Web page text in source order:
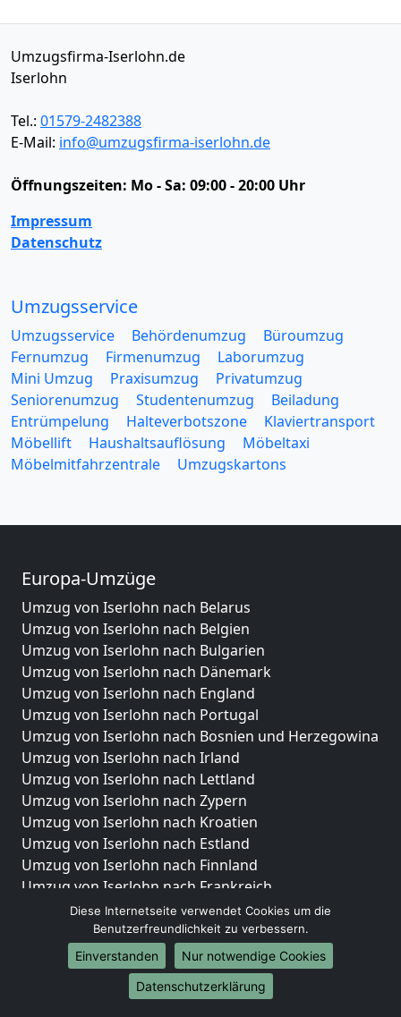
Umzugsfirma-Iserlohn.de
Iserlohn
Tel.: 01579-2482388
E-Mail: info@umzugsfirma-iserlohn.de
Öffnungszeiten: Mo - Sa: 09:00 - 20:00 Uhr
Impressum
Datenschutz
Umzugsservice
Umzugsservice Behördenumzug
Büroumzug
Fernumzug
Firmenumzug
Laborumzug
Mini Umzug
Praxisumzug
Privatumzug
Seniorenumzug
Studentenumzug
Beiladung
Entrümpelung
Halteverbotszone
Klaviertransport
Möbellift
Haushaltsauflösung
Möbeltaxi
Möbelmitfahrzentrale
Umzugskartons
Europa-Umzüge
Umzug von Iserlohn nach Belarus
Umzug von Iserlohn nach Belgien
Umzug von Iserlohn nach Bulgarien
Umzug von Iserlohn nach Dänemark
Umzug von Iserlohn nach England
Umzug von Iserlohn nach Portugal
Umzug von Iserlohn nach Bosnien und Herzegowina
Umzug von Iserlohn nach Irland
Umzug von Iserlohn nach Lettland
Umzug von Iserlohn nach Zypern
Umzug von Iserlohn nach Kroatien
Umzug von Iserlohn nach Estland
Umzug von Iserlohn nach Finnland
Umzug von Iserlohn nach Frankreich
Umzug von Iserlohn nach Griechenland
Umzug von Iserlohn nach Italien
Umzug von Iserlohn nach Liechtenstein
Umzug von Iserlohn nach Luxemburg
Umzug von Iserlohn nach Niederlande
Diese Internetseite verwendet Cookies um die
Benutzerfreundlichkeit zu verbessern.
Einverstanden
Nur notwendige Cookies
Datenschutzerklärung